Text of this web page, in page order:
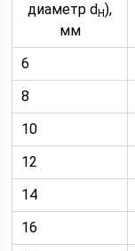
диаметр dH),
мм
6
8
10
12
14
16